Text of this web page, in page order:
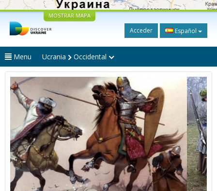
MOSTRAR MAPA
Acceder Español
Menu Ucrania Occidental